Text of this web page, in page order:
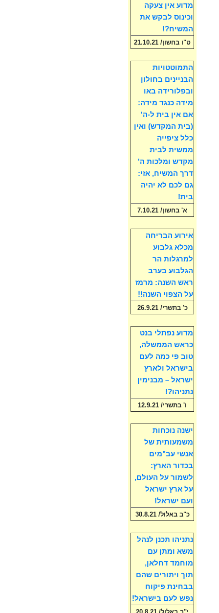
מדוע אין צעקה
וכינוס לבקש את
המשיח?!
ט"ו בחשון/ 21.10.21
התמוטטויות
הבניינים בחולון
ובפלורידה באו
מידה כנגד מידה:
אם אין בית ל-ה'
(בית המקדש) ואין
כלל ציפייה
ממשית לבית
מקדש ומלכות ה'
דרך המשיח, אזי:
גם לכם לא יהיה
בית!
א' בחשון/ 7.10.21
אירוע הבריחה
מכלא גלבוע
למרגלות הר
הגלבוע בערב
ראש השנה: מרמז
על הצפוי השנה!!
כ' בתשרי/ 26.9.21
מדוע נפתלי בנט
כראש הממשלה,
טוב פי כמה לעם
בישראל ולארץ
ישראל – מבנימין
נתניהו?!
ו' בתשרי/ 12.9.21
ישנה נוכחות
משמעותית של
אנשי עב"מים
בכדור הארץ:
לשמור על העולם,
על ארץ ישראל
ועם ישראל!
כ"ב באלול/ 30.8.21
נתניהו תכנן לנהל
משא ומתן עם
מוחמד דחלאן,
תוך ויתורים שהם
בבחינת פיקוח
נפש לעם בישראל!